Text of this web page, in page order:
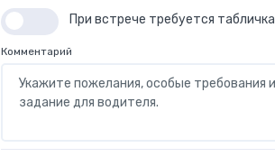
При встрече требуется табличка
Комментарий